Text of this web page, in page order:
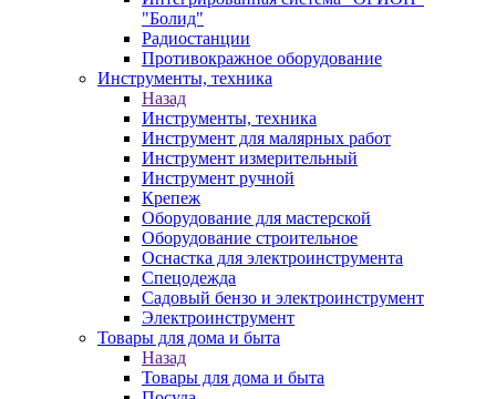
"Болид"
Радиостанции
Противокражное оборудование
Инструменты, техника
Назад
Инструменты, техника
Инструмент для малярных работ
Инструмент измерительный
Инструмент ручной
Крепеж
Оборудование для мастерской
Оборудование строительное
Оснастка для электроинструмента
Спецодежда
Садовый бензо и электроинструмент
Электроинструмент
Товары для дома и быта
Назад
Товары для дома и быта